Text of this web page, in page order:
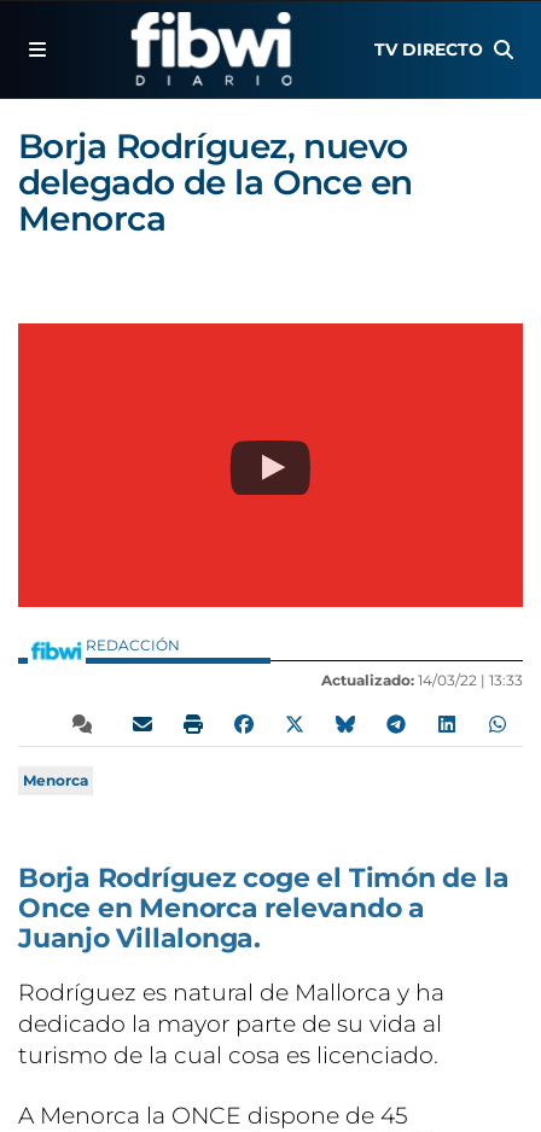
TV DIRECTO
Borja Rodríguez, nuevo
delegado de la Once en
Menorca
REDACCIÓN
Actualizado: 14/03/22 | 13:33
Menorca
Borja Rodríguez coge el Timón de la
Once en Menorca relevando a
Juanjo Villalonga.
Rodríguez es natural de Mallorca y ha
dedicado la mayor parte de su vida al
turismo de la cual cosa es licenciado.
A Menorca la ONCE dispone de 45